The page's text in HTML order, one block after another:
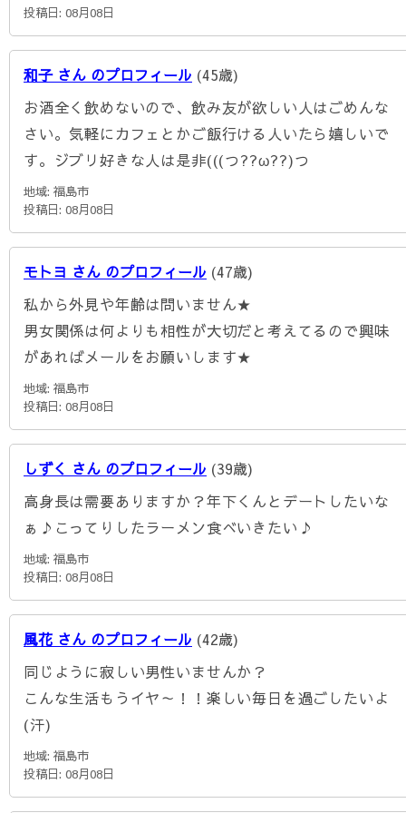
投稿日: 08月08日
和子 さん のプロフィール (45歳)
お酒全く飲めないので、飲み友が欲しい人はごめんな
さい。気軽にカフェとかご飯行ける人いたら嬉しいで
す。ジブリ好きな人は是非(((つ??ω??)つ
地域: 福島市
投稿日: 08月08日
モトヨ さん のプロフィール (47歳)
私から外見や年齢は問いません★
男女関係は何よりも相性が大切だと考えてるので興味
があればメールをお願いします★
地域: 福島市
投稿日: 08月08日
しずく さん のプロフィール (39歳)
高身長は需要ありますか？年下くんとデートしたいな
ぁ♪こってりしたラーメン食べいきたい♪
地域: 福島市
投稿日: 08月08日
風花 さん のプロフィール (42歳)
同じように寂しい男性いませんか？
こんな生活もうイヤ～！！楽しい毎日を過ごしたいよ
(汗)
地域: 福島市
投稿日: 08月08日